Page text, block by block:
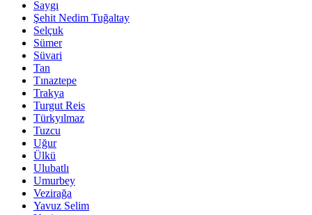
Saygı
Şehit Nedim Tuğaltay
Selçuk
Sümer
Süvari
Tan
Tınaztepe
Trakya
Turgut Reis
Türkyılmaz
Tuzcu
Uğur
Ülkü
Ulubatlı
Umurbey
Vezirağa
Yavuz Selim